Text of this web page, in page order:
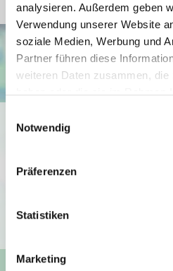
analysieren. Außerdem geben
Verwendung unserer Website
soziale Medien, Werbung und
Partner führen diese
weiteren Daten zusammen, die
haben oder die sie im Rahmen
Notwendig
Präferenzen
Statistiken
Marketing
Ich bin damit einverstanden,
(https://